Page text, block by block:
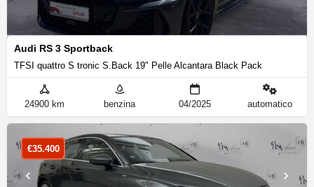
Audi RS 3 Sportback
TFSI quattro S tronic S.Back 19" Pelle Alcantara Black Pack
24900 km benzina 04/2025 automatico
€35.400